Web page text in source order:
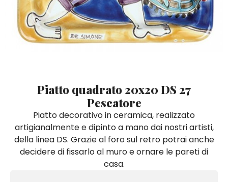
Piatto quadrato 20x20 DS 27
Pescatore
Piatto decorativo in ceramica, realizzato
artigianalmente e dipinto a mano dai nostri artisti,
della linea DS. Grazie al foro sul retro potrai anche
decidere di fissarlo al muro e ornare le pareti di
casa.
Quadri e Pannelli per Pareti
Vasi
Scatole
Tegamini
Tozzetti
Portatovaglioli
Sale e Pepe - Olio e Aceto
Secchielli Portaghiaccio
Set Sushi
Sottopentola & Sottobottiglia
Tazzine da Caffè con Piattino
Tegami e Zuppiere
De Simone per Giusina
Tozzetti
Vasi Mignon
Secchielli Portaghiaccio
Servizi di Piatti
Tazzine da Caffè con Piattino
Tovaglie
Tovagliette Americane & Sottopiatti
Secchielli Portaghiaccio
Servizi di Piatti
Tazzine da Caffè con Piattino
Tovaglie
Tovagliette Americane & Sottopiatti